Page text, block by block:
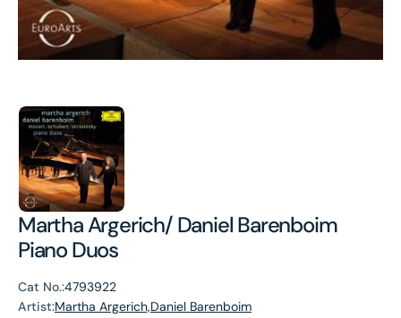
Martha Argerich/ Daniel Barenboim
Piano Duos
Cat No.:4793922
Artist:Martha Argerich,Daniel Barenboim